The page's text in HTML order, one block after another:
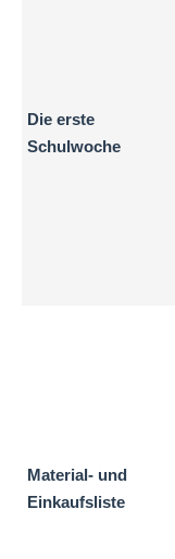
Die erste
Schulwoche
Material- und
Einkaufsliste